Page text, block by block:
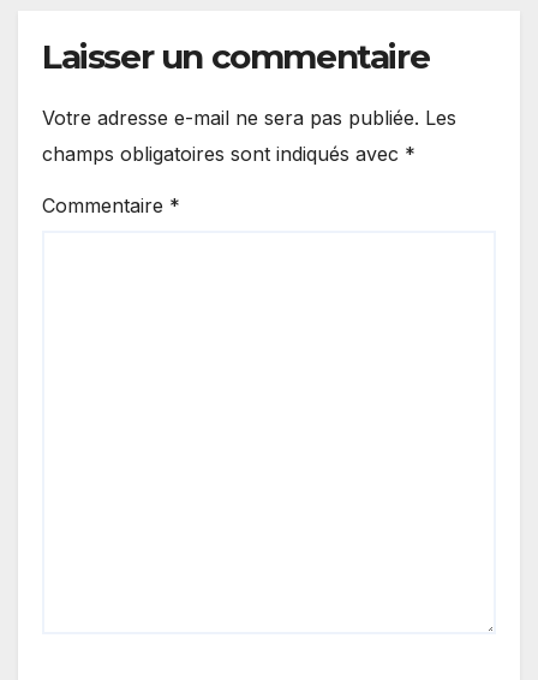
Laisser un commentaire
Votre adresse e-mail ne sera pas publiée. Les
champs obligatoires sont indiqués avec *
Commentaire *